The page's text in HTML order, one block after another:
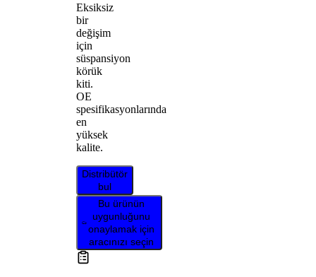
Eksiksiz
bir
değişim
için
süspansiyon
körük
kiti.
OE
spesifikasyonlarında
en
yüksek
kalite.
Distribütör
bul
Bu ürünün
uygunluğunu
onaylamak için
aracınızı seçin